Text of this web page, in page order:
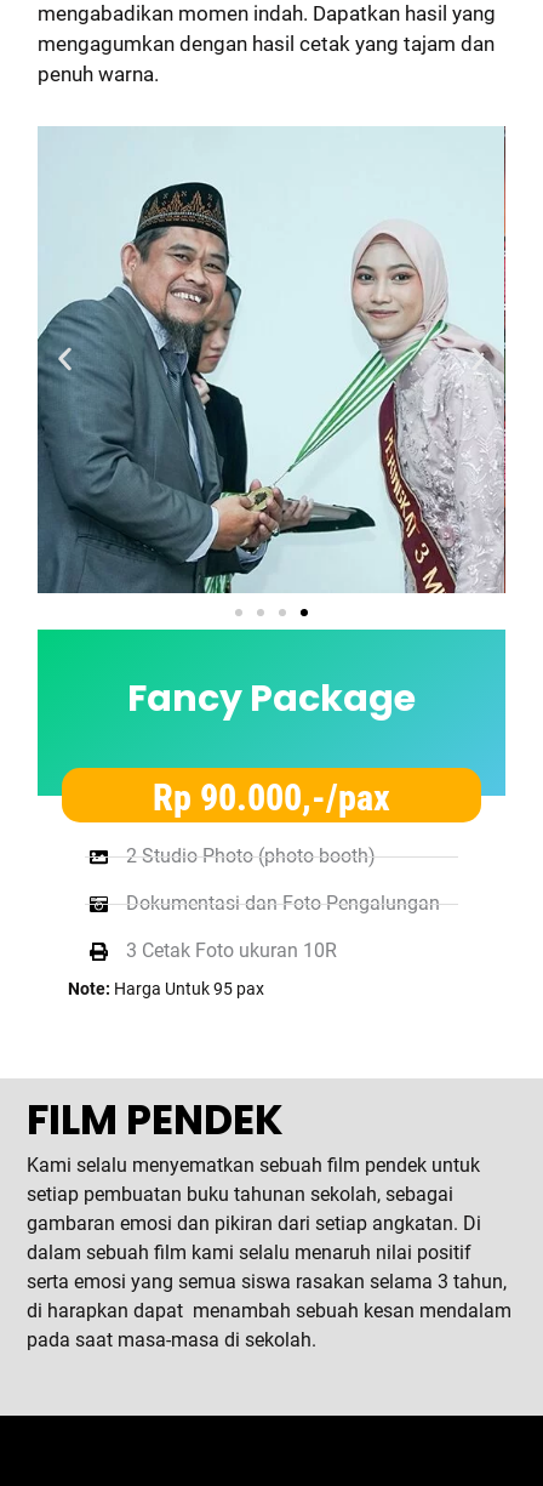
mengabadikan momen indah. Dapatkan hasil yang
mengagumkan dengan hasil cetak yang tajam dan
penuh warna.
Fancy Package
Rp 90.000,-/pax
2 Studio Photo (photo booth)
Dokumentasi dan Foto Pengalungan
3 Cetak Foto ukuran 10R
Note: Harga Untuk 95 pax
FILM PENDEK
Kami selalu menyematkan sebuah film pendek untuk
setiap pembuatan buku tahunan sekolah, sebagai
gambaran emosi dan pikiran dari setiap angkatan. Di
dalam sebuah film kami selalu menaruh nilai positif
serta emosi yang semua siswa rasakan selama 3 tahun,
di harapkan dapat menambah sebuah kesan mendalam
pada saat masa-masa di sekolah.